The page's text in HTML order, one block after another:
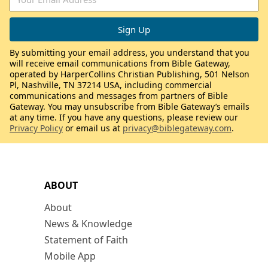
ABOUT
About
News & Knowledge
Statement of Faith
Mobile App
By submitting your email address, you understand that you
will receive email communications from Bible Gateway,
operated by HarperCollins Christian Publishing, 501 Nelson
Pl, Nashville, TN 37214 USA, including commercial
communications and messages from partners of Bible
Gateway. You may unsubscribe from Bible Gateway’s emails
at any time. If you have any questions, please review our
Privacy Policy or email us at privacy@biblegateway.com.